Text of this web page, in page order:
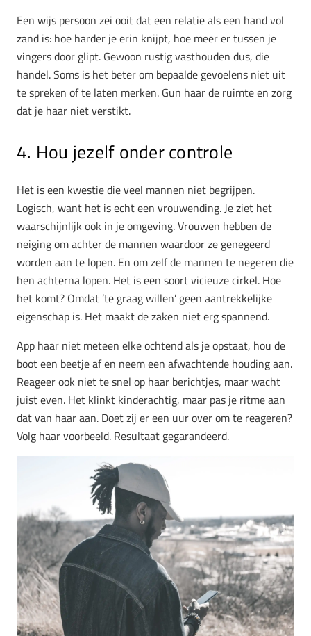
Een wijs persoon zei ooit dat een relatie als een hand vol
zand is: hoe harder je erin knijpt, hoe meer er tussen je
vingers door glipt. Gewoon rustig vasthouden dus, die
handel. Soms is het beter om bepaalde gevoelens niet uit
te spreken of te laten merken. Gun haar de ruimte en zorg
dat je haar niet verstikt.
4. Hou jezelf onder controle
Het is een kwestie die veel mannen niet begrijpen.
Logisch, want het is echt een vrouwending. Je ziet het
waarschijnlijk ook in je omgeving. Vrouwen hebben de
neiging om achter de mannen waardoor ze genegeerd
worden aan te lopen. En om zelf de mannen te negeren die
hen achterna lopen. Het is een soort vicieuze cirkel. Hoe
het komt? Omdat ’te graag willen’ geen aantrekkelijke
eigenschap is. Het maakt de zaken niet erg spannend.
App haar niet meteen elke ochtend als je opstaat, hou de
boot een beetje af en neem een afwachtende houding aan.
Reageer ook niet te snel op haar berichtjes, maar wacht
juist even. Het klinkt kinderachtig, maar pas je ritme aan
dat van haar aan. Doet zij er een uur over om te reageren?
Volg haar voorbeeld. Resultaat gegarandeerd.